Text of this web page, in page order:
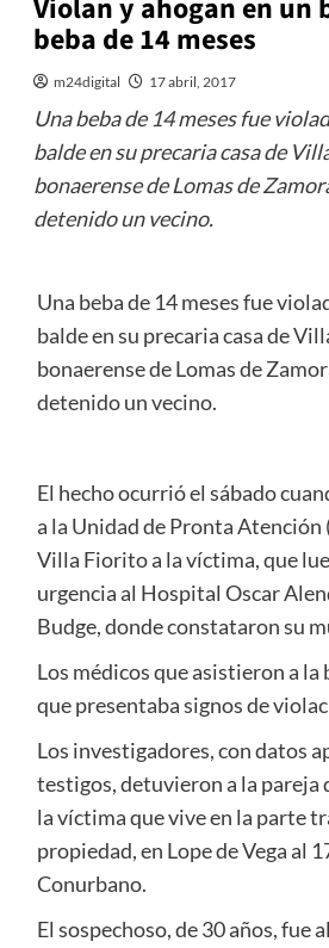
Violan y ahogan en un
beba de 14 meses
m24digital 17 abril, 2017
Una beba de 14 meses fue
balde en su precaria casa de
bonaerense de Lomas de
detenido un vecino.
Una beba de 14 meses fue
balde en su precaria casa de
bonaerense de Lomas de
detenido un vecino.
El hecho ocurrió el sábado
a la Unidad de Pronta Atención
Villa Fiorito a la víctima, que
urgencia al Hospital Oscar
Budge, donde constataron su
Los médicos que asistieron a
que presentaba signos de
Los investigadores, con datos
testigos, detuvieron a la pareja
la víctima que vive en la parte
propiedad, en Lope de Vega al
Conurbano.
El sospechoso, de 30 años, fue